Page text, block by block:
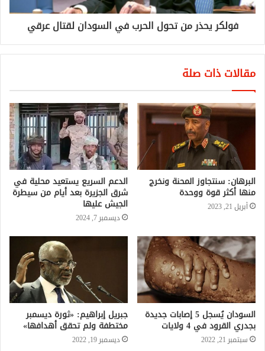
فولكر يحذر من تحول الحرب في السودان لقتال عرقي
مقالات ذات صلة
البرهان: سنتجاوز المحنة ونخرج
منها أكثر قوة ووحدة
أبريل 21, 2023
الدعم السريع يستعيد محلية في
شرق الجزيرة بعد أيام من سيطرة
الجيش عليها
ديسمبر 7, 2024
السودان يُسجل 5 إصابات جديدة
بجدري القرود في 4 ولايات
سبتمبر 21, 2022
جبريل إبراهيم: «ثورة ديسمبر
مختطفة ولم تحقق أهدافها»
ديسمبر 19, 2022